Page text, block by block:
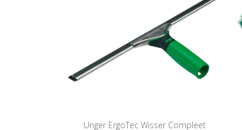
Unger ErgoTec Wisser Compleet